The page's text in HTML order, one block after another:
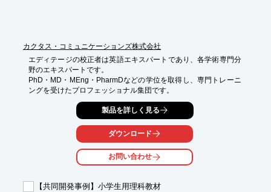
カクタス・コミュニケーションズ株式会社
エディテージの校正者は英語エキスパートであり、各学術専門分
野のエキスパートです。
PhD・MD・MEng・PharmDなどの学位を取得し、専門トレーニ
ングを受けたプロフェッショナル集団です。
製品を詳しく見る
ダウンロード
お問い合わせ
【共同開発事例】小学生用理科教材